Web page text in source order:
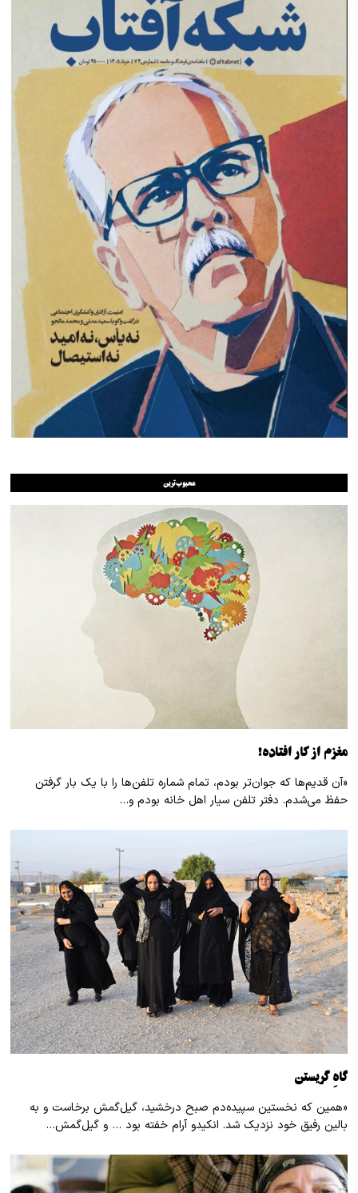
محبوب‌ترین
مغزم از کار افتاده!
«آن قدیم‌ها که جوان‌تر بودم، تمام شماره تلفن‌ها را با یک بار گرفتن
حفظ می‌شدم. دفتر تلفن سیار اهل خانه بودم و…
گاهِ گریستن
«همین که نخستین سپیده‌دم صبح درخشید، گیل‌گمش برخاست و به
بالین رفیق خود نزدیک شد. انکیدو آرام خفته بود … و گیل‌گمش…